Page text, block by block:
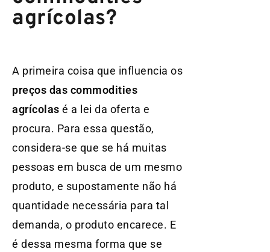
agrícolas?
A primeira coisa que influencia os
preços das commodities
agrícolas é a lei da oferta e
procura. Para essa questão,
considera-se que se há muitas
pessoas em busca de um mesmo
produto, e supostamente não há
quantidade necessária para tal
demanda, o produto encarece. E
é dessa mesma forma que se